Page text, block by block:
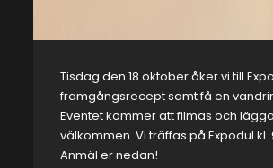
Tisdag den 18 oktober åker vi till
framgångsrecept samt få en
Eventet kommer att filmas och
välkommen. Vi träffas på Expodul kl.
Anmäl er nedan!